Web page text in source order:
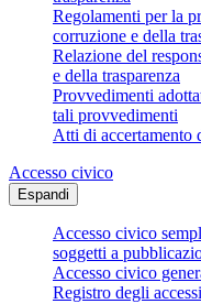
Regolamenti per la
corruzione e della
Relazione del
e della trasparenza
Provvedimenti
tali provvedimenti
Atti di accertamento
Accesso civico
Espandi
Accesso civico
soggetti a
Accesso civico
Registro degli accessi